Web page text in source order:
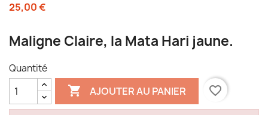
25,00 €
Maligne Claire, la Mata Hari jaune.
Quantité
 AJOUTER AU PANIER favorite_border